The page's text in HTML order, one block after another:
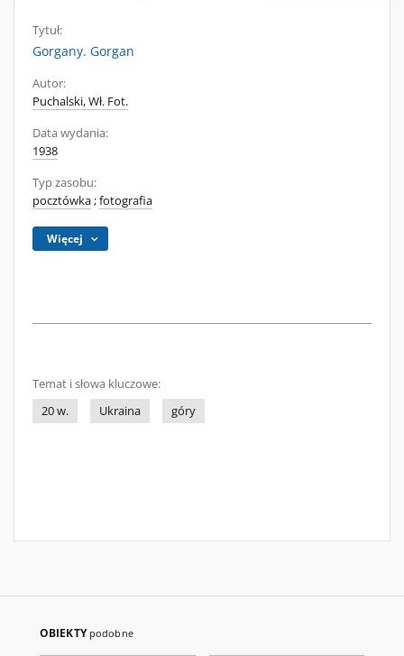
Tytuł:
Gorgany. Gorgan
Autor:
Puchalski, Wł. Fot.
Data wydania:
1938
Typ zasobu:
pocztówka;fotografia
Więcej
Temat i słowa kluczowe:
20 w.
Ukraina góry
OBIEKTY podobne